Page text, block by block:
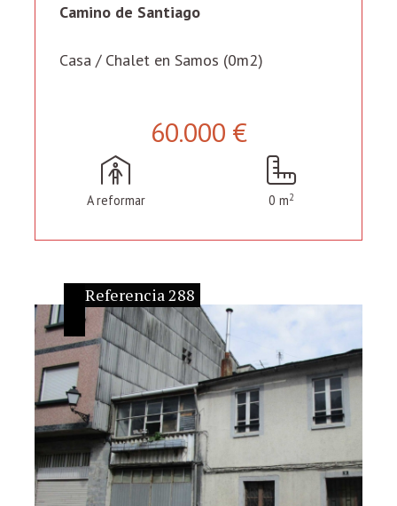
Camino de Santiago
Casa / Chalet en Samos (0m2)
60.000 €
A reformar 0 m2
Referencia 288